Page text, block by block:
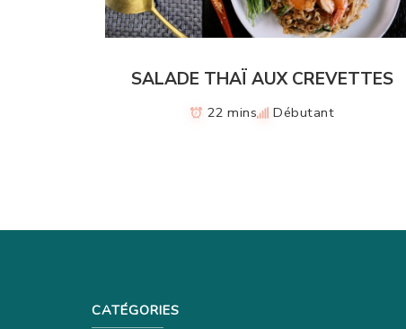
SALADE THAÏ AUX CREVETTES
22 mins Débutant
CATÉGORIES